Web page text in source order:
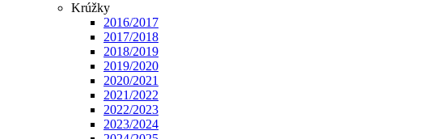
Krúžky
2016/2017
2017/2018
2018/2019
2019/2020
2020/2021
2021/2022
2022/2023
2023/2024